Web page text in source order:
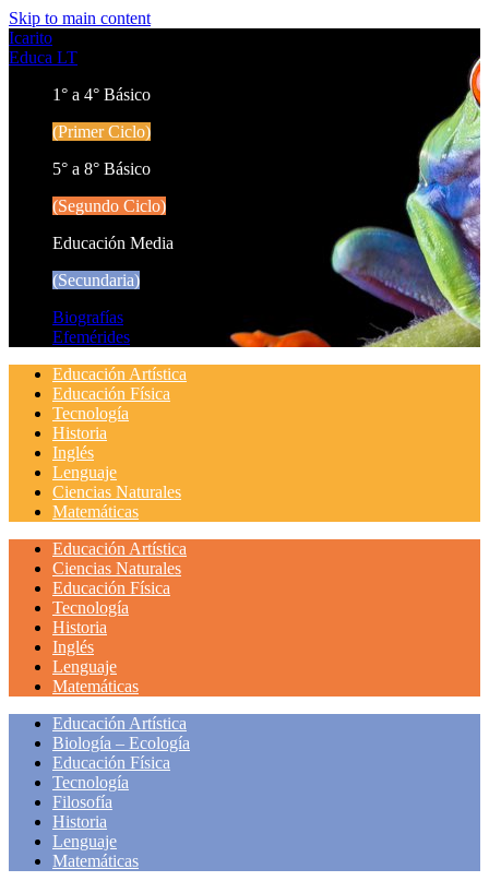
Skip to main content
Icarito
Educa LT
1° a 4° Básico
(Primer Ciclo)
5° a 8° Básico
(Segundo Ciclo)
Educación Media
(Secundaria)
Biografías
Efemérides
Educación Artística
Educación Física
Tecnología
Historia
Inglés
Lenguaje
Ciencias Naturales
Matemáticas
Educación Artística
Ciencias Naturales
Educación Física
Tecnología
Historia
Inglés
Lenguaje
Matemáticas
Educación Artística
Biología – Ecología
Educación Física
Tecnología
Filosofía
Historia
Lenguaje
Matemáticas